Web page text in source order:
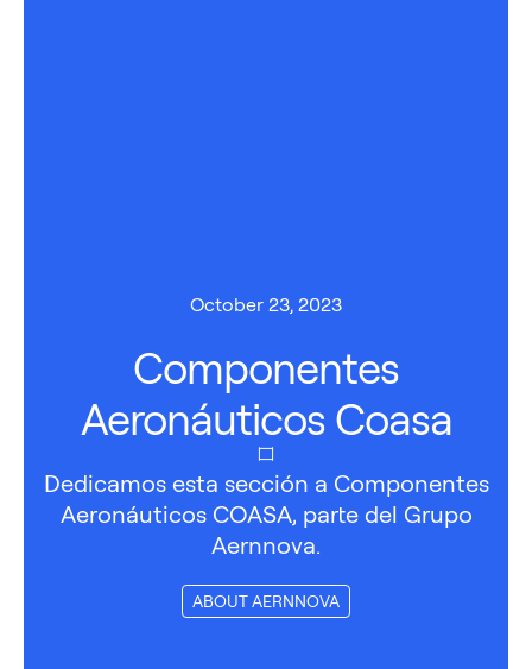
October 23, 2023
Componentes
Aeronáuticos Coasa
Dedicamos esta sección a Componentes
Aeronáuticos COASA, parte del Grupo
Aernnova.
ABOUT AERNNOVA